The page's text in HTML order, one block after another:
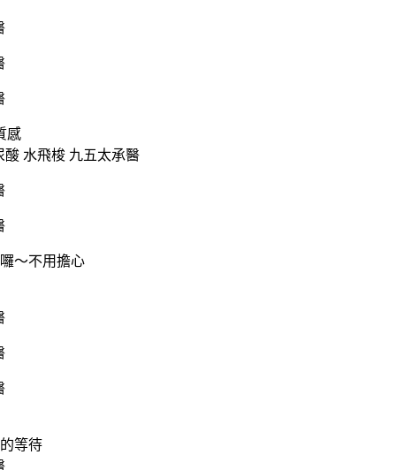
感
～不用擔心
等待